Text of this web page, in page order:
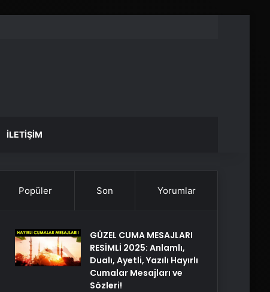
İLETIŞIM
Popüler Son Yorumlar
GÜZEL CUMA MESAJLARI
RESİMLİ 2025: Anlamlı,
Dualı, Ayetli, Yazılı Hayırlı
Cumalar Mesajları ve
Sözleri!